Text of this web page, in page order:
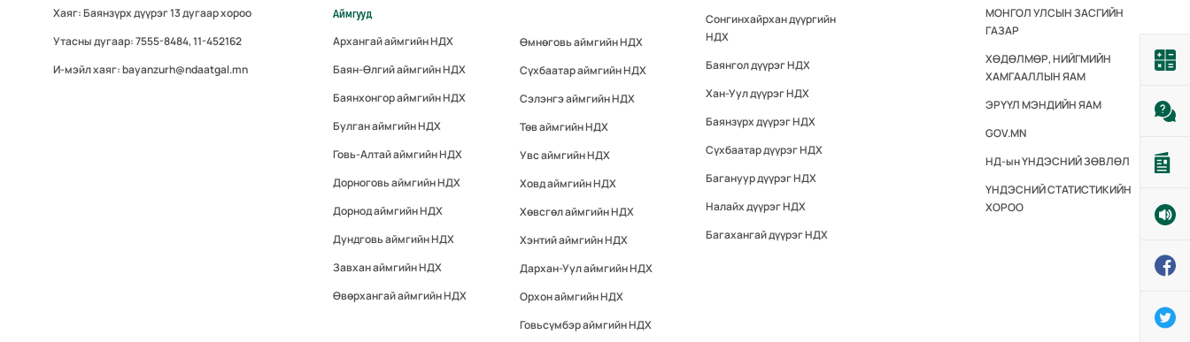
Хаяг: Баянзүрх дүүрэг 13 дугаар хороо
Утасны дугаар: 7555-8484, 11-452162
И-мэйл хаяг: bayanzurh@ndaatgal.mn
Аймгууд
Архангай аймгийн НДХ
Баян-Өлгий аймгийн НДХ
Баянхонгор аймгийн НДХ
Булган аймгийн НДХ
Говь-Алтай аймгийн НДХ
Дорноговь аймгийн НДХ
Дорнод аймгийн НДХ
Дундговь аймгийн НДХ
Завхан аймгийн НДХ
Өвөрхангай аймгийн НДХ
Өмнөговь аймгийн НДХ
Сүхбаатар аймгийн НДХ
Сэлэнгэ аймгийн НДХ
Төв аймгийн НДХ
Увс аймгийн НДХ
Ховд аймгийн НДХ
Хөвсгөл аймгийн НДХ
Хэнтий аймгийн НДХ
Дархан-Уул аймгийн НДХ
Орхон аймгийн НДХ
Говьсүмбэр аймгийн НДХ
Сонгинхайрхан дүүргийн
НДХ
Баянгол дүүрэг НДХ
Хан-Уул дүүрэг НДХ
Баянзүрх дүүрэг НДХ
Сүхбаатар дүүрэг НДХ
Багануур дүүрэг НДХ
Налайх дүүрэг НДХ
Багахангай дүүрэг НДХ
МОНГОЛ УЛСЫН ЗАСГИЙН
ГАЗАР
ХӨДӨЛМӨР, НИЙГМИЙН
ХАМГААЛЛЫН ЯАМ
ЭРҮҮЛ МЭНДИЙН ЯАМ
GOV.MN
НД-ын ҮНДЭСНИЙ ЗӨВЛӨЛ
ҮНДЭСНИЙ СТАТИСТИКИЙН
ХОРОО